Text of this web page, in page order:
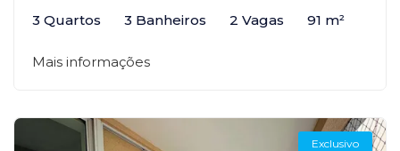
3 Quartos 3 Banheiros 2 Vagas 91 m²
Mais informações
Exclusivo